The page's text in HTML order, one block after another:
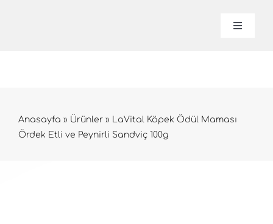
Anasayfa » Ürünler» LaVital Köpek Ödül Maması
Ördek Etli ve Peynirli Sandviç 100g